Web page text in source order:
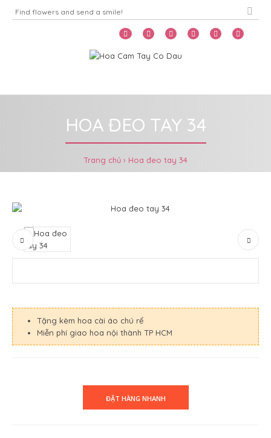
HOA ĐEO TAY 34
Trang chủ Hoa đeo tay 34
Tặng kèm hoa cài áo chú rể
Miễn phí giao hoa nội thành TP HCM